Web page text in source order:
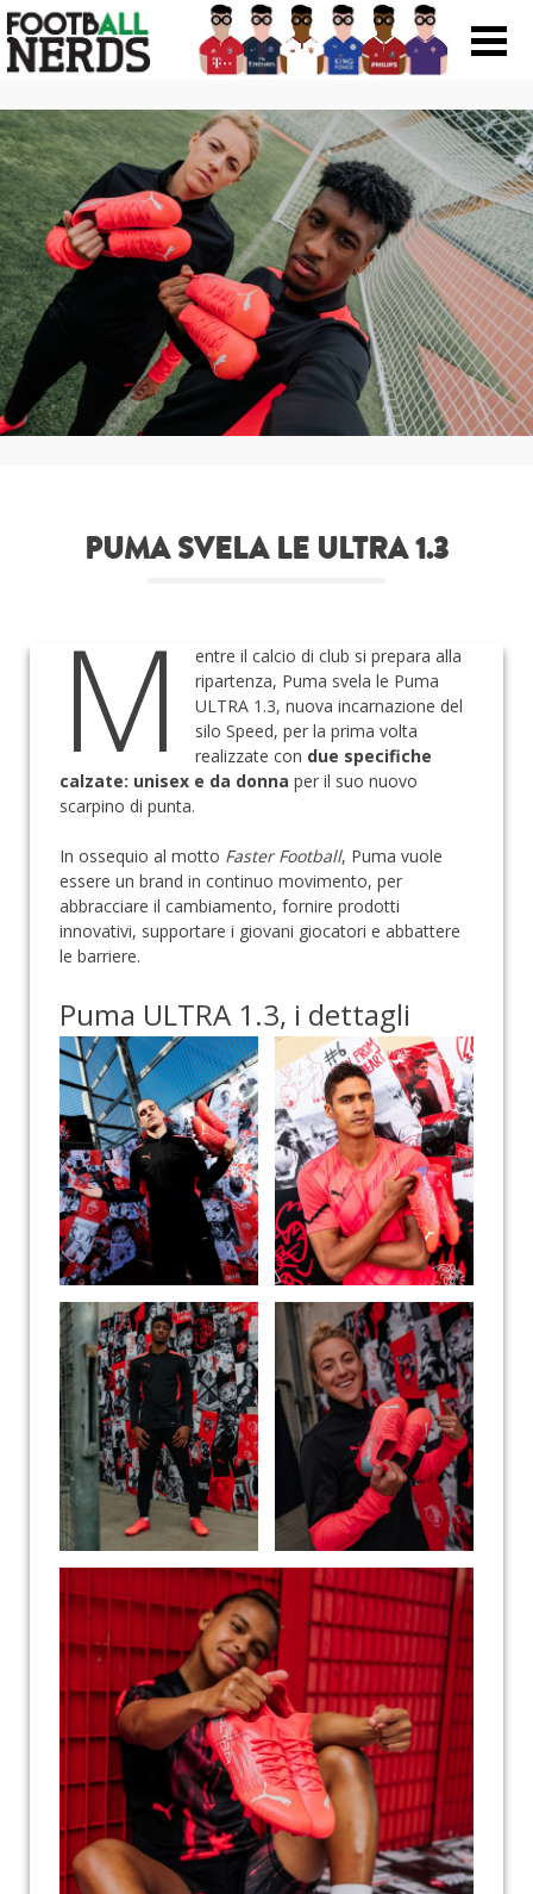
Search
Prodotti
Scarpe
Maglie
Accessori
Magazine Roba Da Nerds
Chi siamo
PUMA SVELA LE ULTRA 1.3
M
entre il calcio di club si prepara alla
ripartenza, Puma svela le Puma
ULTRA 1.3, nuova incarnazione del
silo Speed, per la prima volta
realizzate con due specifiche
calzate: unisex e da donna per il suo nuovo
scarpino di punta.
In ossequio al motto Faster Football, Puma vuole
essere un brand in continuo movimento, per
abbracciare il cambiamento, fornire prodotti
innovativi, supportare i giovani giocatori e abbattere
le barriere.
Puma ULTRA 1.3, i dettagli